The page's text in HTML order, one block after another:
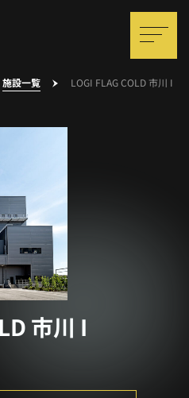
施設一覧 LOGI FLAG COLD 市川 I
市川 I